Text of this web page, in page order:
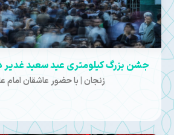
جشن بزرگ کیلومتری عید سعید غدیر
زنجان | با حضور عاشقان امام